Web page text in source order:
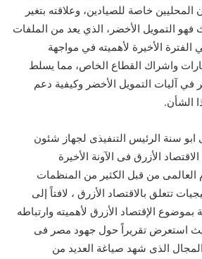
خاصة للصيادين، وعلاقته بتغير
فهو التمويل الأخضر، الذي يعد من الملفات
الفترة الأخيرة لأهميته في مواجهة
واشراك القطاع الخاص، مما يسلط
آليات التمويل الأخضر وكيفية دعم
الشأن.
سنة الرئيس التنفيذى لجهاز شئون
الأزرق فى الآونة الأخيرة
العالمى من قبل الكثير من المنظمات
تتعلق بالاقتصاد الأزرق ، لافتاً إلى
بموضوع الإقتصاد الأزرق لأهميته وارتباطه
استعرض تقريراً حول جهود مصر فى
الذى شهد صياغة العديد من